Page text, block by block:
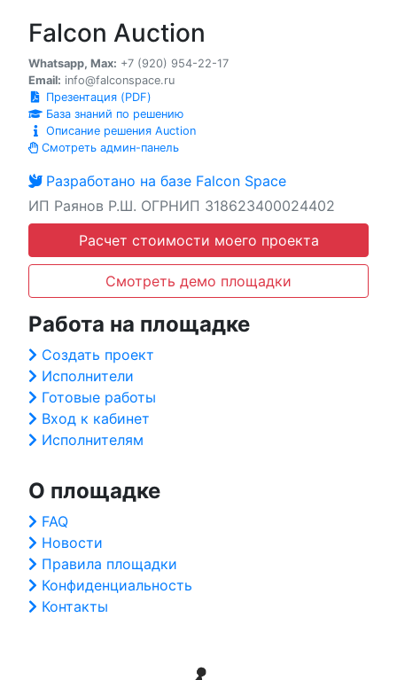
Falcon Auction
Whatsapp, Max: +7 (920) 954-22-17
Email: info@falconspace.ru
Презентация (PDF)
База знаний по решению
Описание решения Auction
Смотреть админ-панель
Разработано на базе Falcon Space
ИП Раянов Р.Ш. ОГРНИП 318623400024402
Расчет стоимости моего проекта
Смотреть демо площадки
Работа на площадке
Создать проект
Исполнители
Готовые работы
Вход к кабинет
Исполнителям
О площадке
FAQ
Новости
Правила площадки
Конфиденциальность
Контакты